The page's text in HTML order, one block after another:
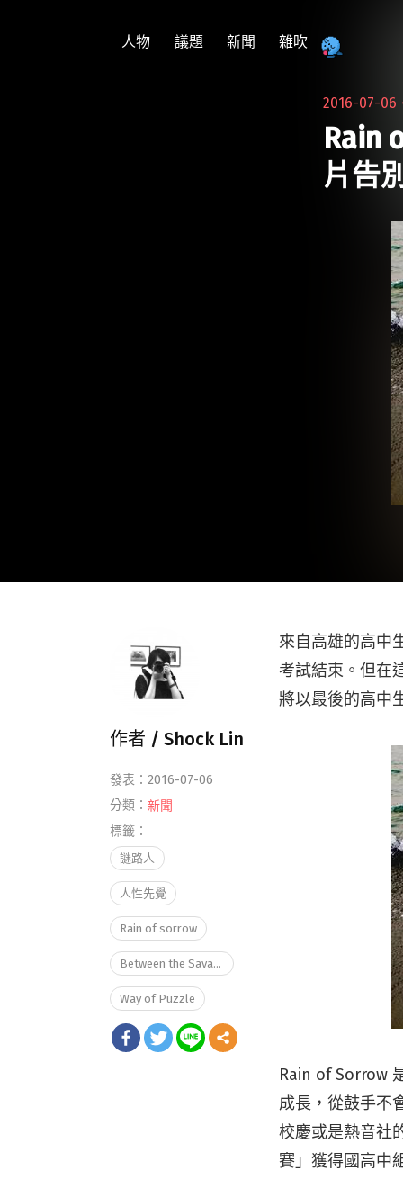
人物 議題 新聞 雜吹
2016-07-06
Rain
片告
來自高雄的高中
考試結束。但在
將以最後的高中
Rain of Sorrow
成長，從鼓手不
校慶或是熱音社
賽」獲得國高中
作者 / Shock Lin
發表：2016-07-06
分類： 新聞
標籤：
謎路人
人性先覺
Rain of sorrow
Between the Savage
Way of Puzzle